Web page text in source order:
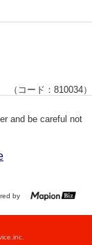
（コード：810034）
and be careful not
by